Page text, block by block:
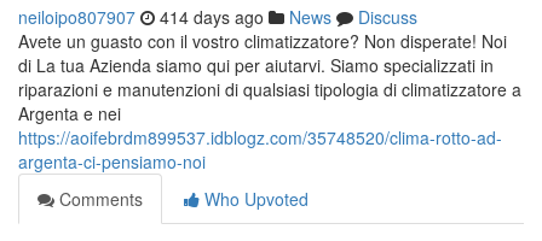
neiloipo807907 414 days ago News
Discuss
Avete un guasto con il vostro climatizzatore? Non disperate! Noi
di La tua Azienda siamo qui per aiutarvi. Siamo specializzati in
riparazioni e manutenzioni di qualsiasi tipologia di climatizzatore a
Argenta e nei
https://aoifebrdm899537.idblogz.com/35748520/clima-rotto-ad-
argenta-ci-pensiamo-noi
Comments
Who Upvoted